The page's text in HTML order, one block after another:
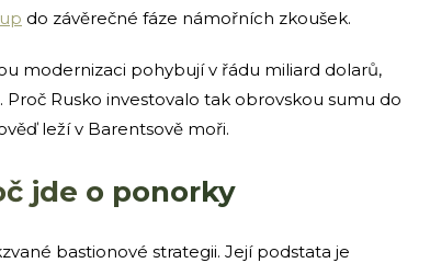
do závěrečné fáze námořních zkoušek.
modernizaci pohybují v řádu miliard dolarů,
Rusko investovalo tak obrovskou sumu do
leží v Barentsově moři.
jde o ponorky
bastionové strategii. Její podstata je